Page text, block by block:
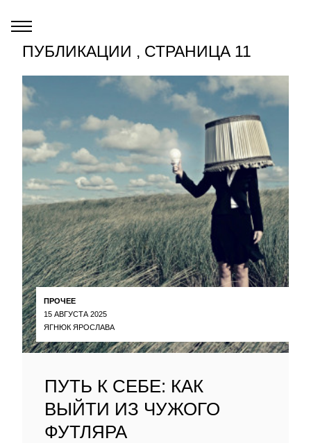
ПУБЛИКАЦИИ , СТРАНИЦА 11
ПРОЧЕЕ
15 АВГУСТА 2025
ЯГНЮК ЯРОСЛАВА
ПУТЬ К СЕБЕ: КАК
ВЫЙТИ ИЗ ЧУЖОГО
ФУТЛЯРА